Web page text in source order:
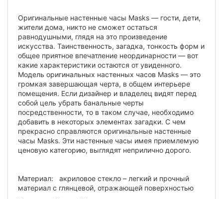
Оригинальные настенные часы Masks — гости, дети,
жители дома, никто не сможет остаться
равнодушными, глядя на это произведение
искусства. Таинственность, загадка, тонкость форм и
общее приятное впечатление неординарности — вот
какие характеристики остаются от увиденного.
Модель оригинальных настенных часов Masks — это
громкая завершающая черта, в общем интерьере
помещения. Если дизайнер и владелец видят перед
собой цель убрать банальные черты
посредственности, то в таком случае, необходимо
добавить в некоторых элементах загадки. С чем
прекрасно справляются оригинальные настенные
часы Masks. Эти настенные часы имея приемлемую
ценовую категорию, выглядят неприлично дорого.
Материал: акриловое стекло – легкий и прочный
материал с глянцевой, отражающей поверхностью